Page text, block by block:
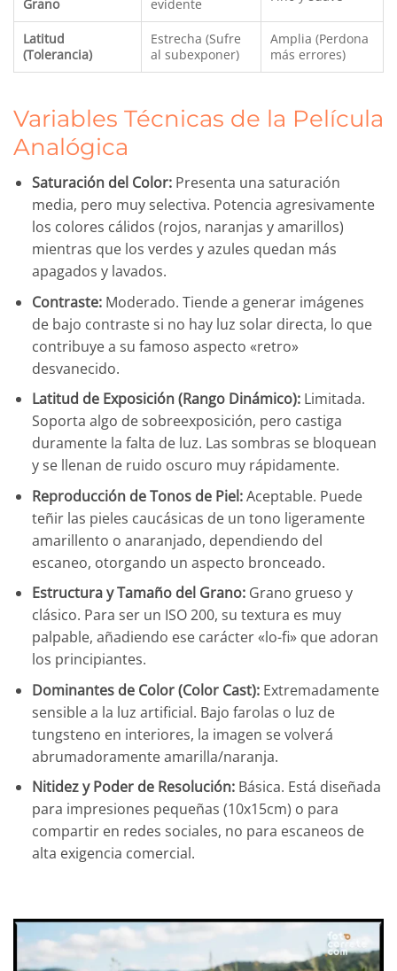
Grano evidente
Latitud
(Tolerancia)
Estrecha (Sufre
al subexponer)
Amplia (Perdona
más errores)
Variables Técnicas de la Película
Analógica
Saturación del Color:Presenta una saturación
media, pero muy selectiva. Potencia agresivamente
los colores cálidos (rojos, naranjas y amarillos)
mientras que los verdes y azules quedan más
apagados y lavados.
Contraste:Moderado. Tiende a generar imágenes
de bajo contraste si no hay luz solar directa, lo que
contribuye a su famoso aspecto «retro»
desvanecido.
Latitud de Exposición (Rango Dinámico):Limitada.
Soporta algo de sobreexposición, pero castiga
duramente la falta de luz. Las sombras se bloquean
y se llenan de ruido oscuro muy rápidamente.
Reproducción de Tonos de Piel:Aceptable. Puede
teñir las pieles caucásicas de un tono ligeramente
amarillento o anaranjado, dependiendo del
escaneo, otorgando un aspecto bronceado.
Estructura y Tamaño del Grano:Grano grueso y
clásico. Para ser un ISO 200, su textura es muy
palpable, añadiendo ese carácter «lo-fi» que adoran
los principiantes.
Dominantes de Color (Color Cast):Extremadamente
sensible a la luz artificial. Bajo farolas o luz de
tungsteno en interiores, la imagen se volverá
abrumadoramente amarilla/naranja.
Nitidez y Poder de Resolución:Básica. Está diseñada
para impresiones pequeñas (10x15cm) o para
compartir en redes sociales, no para escaneos de
alta exigencia comercial.